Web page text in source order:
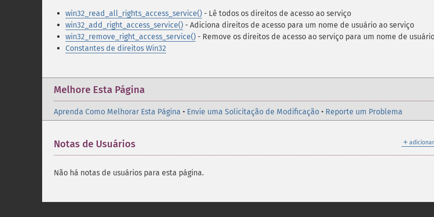
win32_read_all_rights_access_service() - Lê todos os direitos de acesso ao serviço
win32_add_right_access_service() - Adiciona direitos de acesso para um nome de usuário ao serviço
win32_remove_right_access_service() - Remove os direitos de acesso ao serviço para um nome de
Constantes de direitos Win32
Melhore Esta Página
Aprenda Como Melhorar Esta Página • Envie uma Solicitação de Modificação • Reporte um Problema
＋
Notas de Usuários
Não há notas de usuários para esta página.